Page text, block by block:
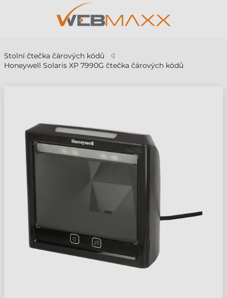
Stolní čtečka čárových kódů
Honeywell Solaris XP 7990G čtečka čárových kódů